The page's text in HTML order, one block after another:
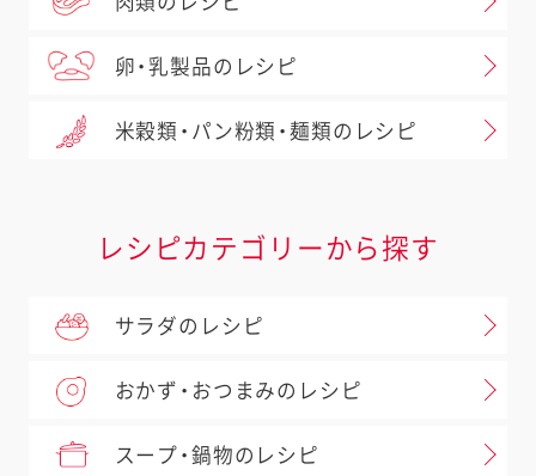
卵・乳製品のレシピ
米穀類・パン粉類・麺類のレシピ
レシピカテゴリーから探す
サラダのレシピ
おかず・おつまみのレシピ
スープ・鍋物のレシピ